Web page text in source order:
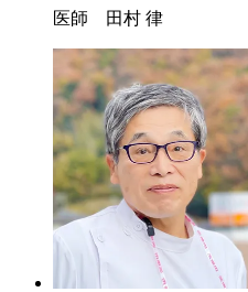
医師 田村 律